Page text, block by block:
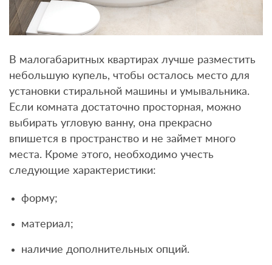
В малогабаритных квартирах лучше разместить
небольшую купель, чтобы осталось место для
установки стиральной машины и умывальника.
Если комната достаточно просторная, можно
выбирать угловую ванну, она прекрасно
впишется в пространство и не займет много
места. Кроме этого, необходимо учесть
следующие характеристики:
форму;
материал;
наличие дополнительных опций.